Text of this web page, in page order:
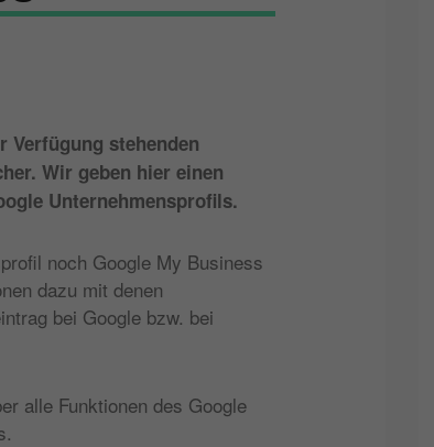
Verfügung stehenden
Wir geben hier einen
Unternehmensprofils.
noch Google My Business
dazu mit denen
bei Google bzw. bei
alle Funktionen des Google